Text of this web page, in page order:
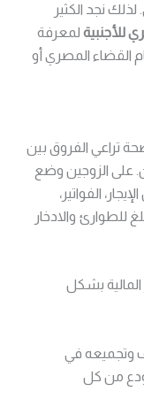
نجد الكثير
للأجنبيةلمعرفة
القضاء المصري أو
تراعي الفروق بين
على الزوجين وضع
الفواتير،
للطوارئ والادخار
المالية بشكل
وتجميعه في
من كل